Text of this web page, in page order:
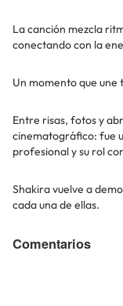
La canción mezcla
conectando con la
Un momento que
Entre risas, fotos y
cinematográfico: fue
profesional y su rol
Shakira vuelve a
cada una de ellas.
Comentarios